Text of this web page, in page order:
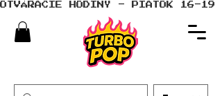
OTVÁRACIE HODINY - PIATOK 16-19